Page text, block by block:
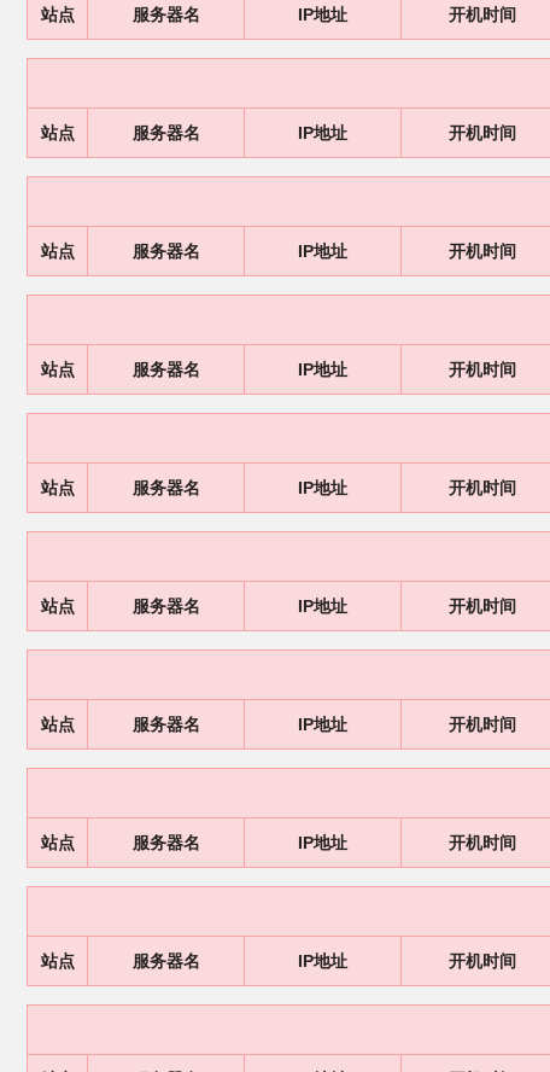
站点 服务器名 IP地址 开机时间
站点 服务器名 IP地址 开机时间
站点 服务器名 IP地址 开机时间
站点 服务器名 IP地址 开机时间
站点 服务器名 IP地址 开机时间
站点 服务器名 IP地址 开机时间
站点 服务器名 IP地址 开机时间
站点 服务器名 IP地址 开机时间
站点 服务器名 IP地址 开机时间